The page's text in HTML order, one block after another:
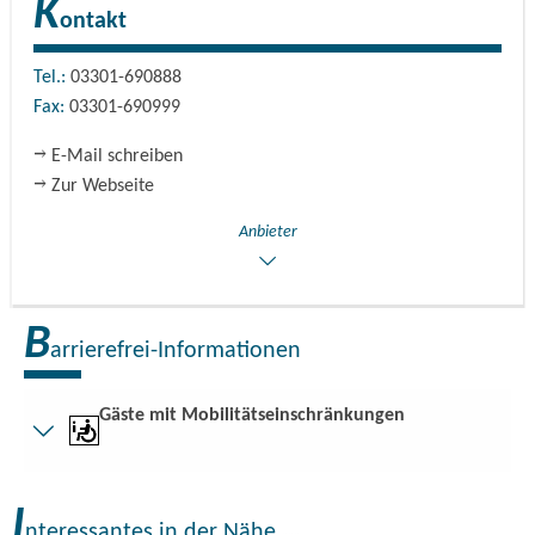
Kontakt
Tel.: 03301-690888
Fax: 03301-690999
E-Mail schreiben
Zur Webseite
Anbieter
Barrierefrei-Informationen
Gäste mit Mobilitätseinschränkungen
Kurzbeschreibung: